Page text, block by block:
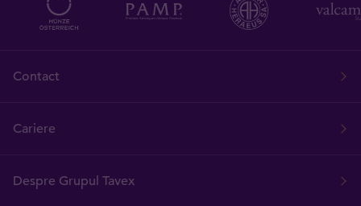
Contact
Cariere
Despre Grupul Tavex